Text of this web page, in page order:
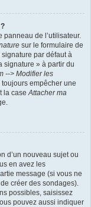
panneau de l’utilisateur.
sur le formulaire de
par défaut à
signature » à partir du
--> Modifier les
empêcher une
la caseAttacher ma
d’un nouveau sujet ou
en avez les
message (si vous ne
créer des sondages).
possibles, saisissez
pouvez aussi indiquer